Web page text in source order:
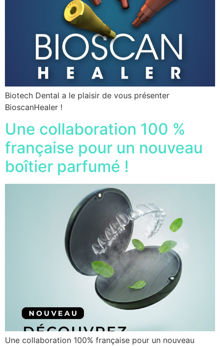
Biotech Dental a le plaisir de vous présenter
BioscanHealer !
Une collaboration 100 %
française pour un nouveau
boîtier parfumé !
Une collaboration 100% française pour un nouveau